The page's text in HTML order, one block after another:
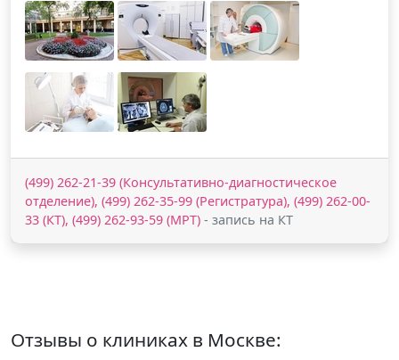
(499) 262-21-39 (Консультативно-диагностическое
отделение), (499) 262-35-99 (Регистратура), (499) 262-00-
33 (КТ), (499) 262-93-59 (МРТ) - запись на КТ
Отзывы о клиниках в Москве: